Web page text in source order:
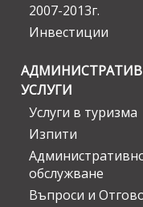
2007-2013г.
Инвестиции
УСЛУГИ
Услуги в туризма
Изпити
обслужване
Въпроси и